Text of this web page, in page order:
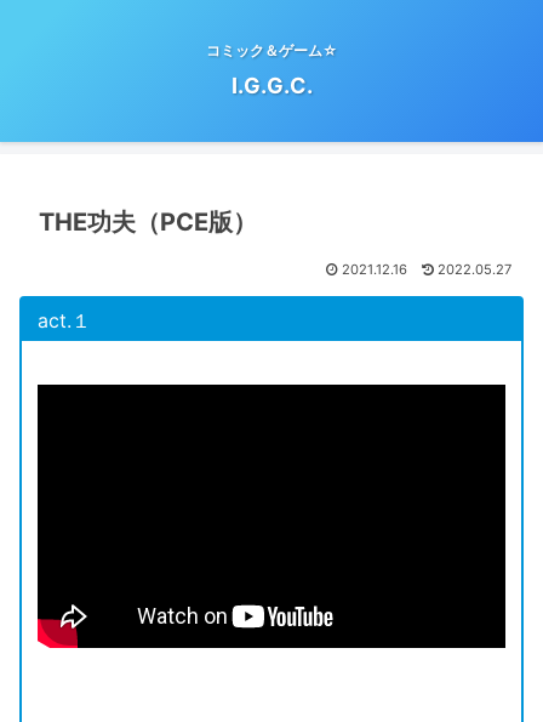
コミック＆ゲーム☆
I.G.G.C.
THE功夫（PCE版）
2021.12.16 2022.05.27
act.１